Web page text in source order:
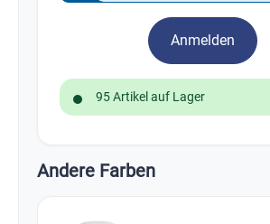
Anmelden
95 Artikel auf Lager
Andere Farben